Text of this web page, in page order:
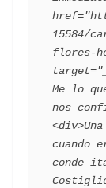
15584/
flores-
Me lo
nos
cuando
conde